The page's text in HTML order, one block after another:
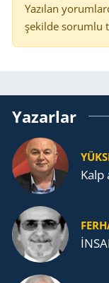
Yazılan
şekilde sorumlu
Yazarlar
Kalp